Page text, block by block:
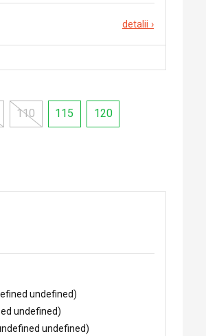
detalii ›
110 115 120
undefined)
undefined)
undefined)